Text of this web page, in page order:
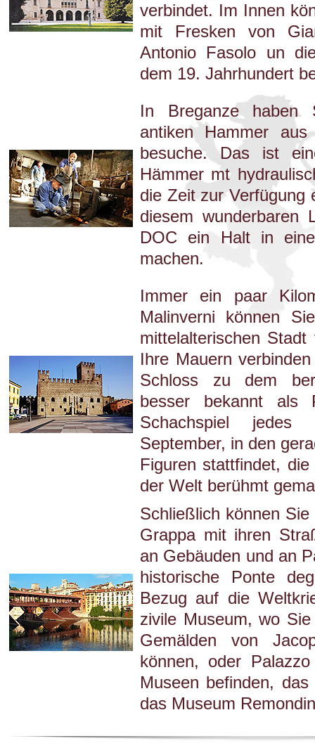
verbindet. Im Innen
mit Fresken von
Antonio Fasolo un
dem 19. Jahrhundert
In Breganze haben
antiken Hammer
besuche. Das ist
Hämmer mt
die Zeit zur Verfügung
diesem wunderbaren
DOC ein Halt in
machen.
Immer ein paar
Malinverni können
mittelalterischen
Ihre Mauern
Schloss zu dem
besser bekannt als
Schachspiel jedes
September, in den
Figuren stattfindet,
der Welt berühmt
Schließlich können
Grappa mit ihren
an Gebäuden und an
historische Ponte
Bezug auf die
zivile Museum, wo
Gemälden von
können, oder
Museen befinden,
das Museum